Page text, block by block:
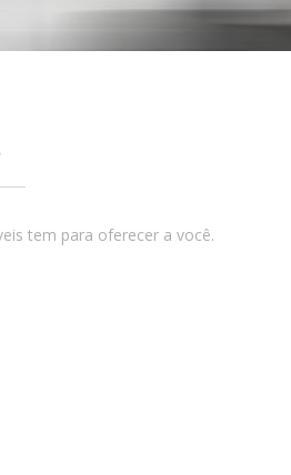
tem para oferecer a você.